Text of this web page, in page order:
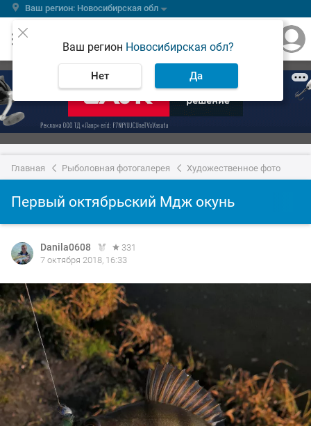
Ваш регион: Новосибирская обл
Ваш регион Новосибирская обл?
Нет Да
Главная Рыболовная фотогалерея Художественное фото
Первый октябрьский Мдж окунь
Danila0608
331
7 октября 2018, 16:33